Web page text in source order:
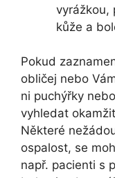
vyrážkou,
kůže a
Pokud
obličej nebo
ni puchýřky
vyhledat
Některé
ospalost, se
např. pacienti s